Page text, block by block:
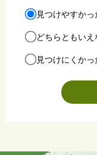
見つけやすかっ
どちらともいえ
見つけにくかっ